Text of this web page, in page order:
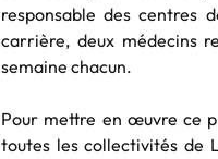
responsable des centres
carrière, deux médecins
semaine chacun.
Pour mettre en œuvre ce
toutes les collectivités de